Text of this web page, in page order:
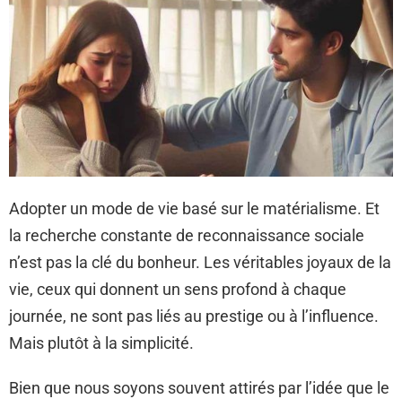
Adopter un mode de vie basé sur le matérialisme. Et
la recherche constante de reconnaissance sociale
n’est pas la clé du bonheur. Les véritables joyaux de la
vie, ceux qui donnent un sens profond à chaque
journée, ne sont pas liés au prestige ou à l’influence.
Mais plutôt à la simplicité.
Bien que nous soyons souvent attirés par l’idée que le